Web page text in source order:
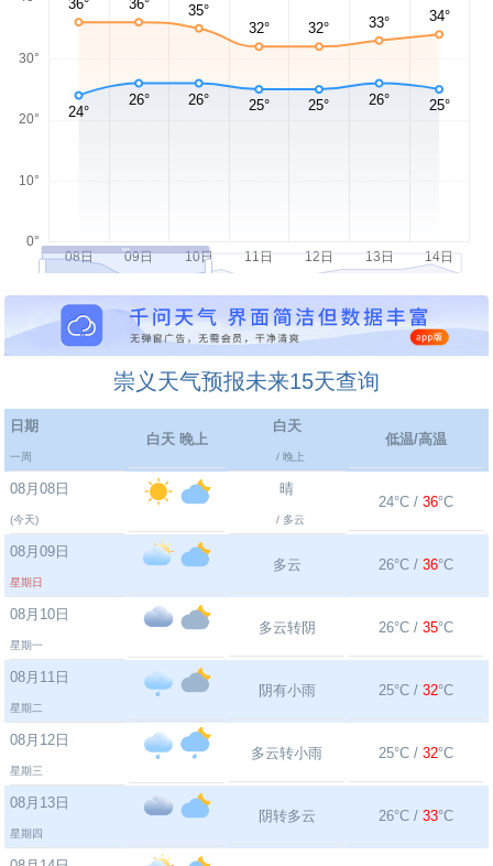
崇义天气预报未来15天查询
日期
一周
白天 晚上
白天
/ 晚上
低温/高温
08月08日
(今天)
晴
/ 多云
24°C / 36°C
08月09日
星期日
多云 26°C / 36°C
08月10日
星期一
多云转阴 26°C / 35°C
08月11日
星期二
阴有小雨 25°C / 32°C
08月12日
星期三
多云转小雨 25°C / 32°C
08月13日
星期四
阴转多云 26°C / 33°C